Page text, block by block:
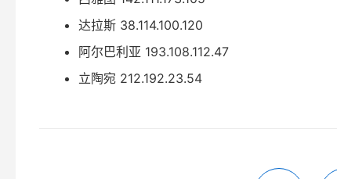
达拉斯 38.114.100.120
阿尔巴利亚 193.108.112.47
立陶宛 212.192.23.54